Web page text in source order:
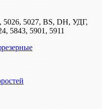
5026, 5027, BS, DH, УДГ,
5843, 5901, 5911